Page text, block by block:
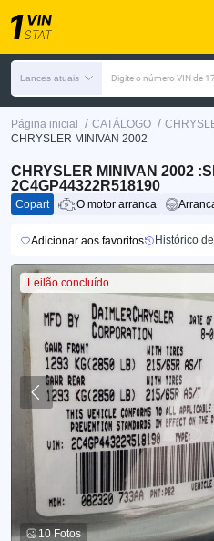
Lances atuais Digite o número VIN de
Página inicial / CATÁLOGO /
CHRYSLER MINIVAN 2002
CHRYSLER MINIVAN 2002
2C4GP44322R518190
Copart O motor arranca
Adicionar aos favoritos Histórico
Leilão concluído
10 Fotos